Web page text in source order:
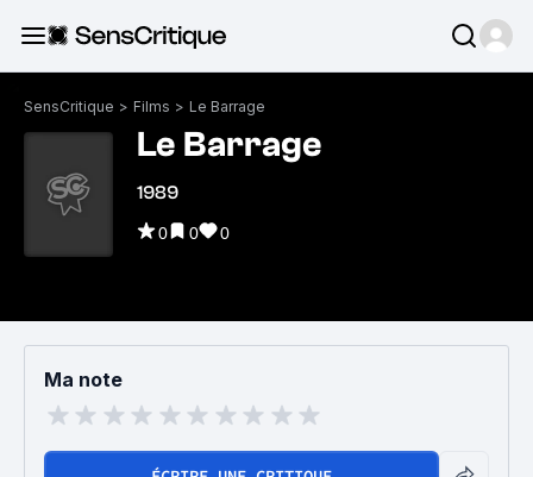
SensCritique > Films > Le Barrage
Le Barrage
1989
0 0 0
Ma note